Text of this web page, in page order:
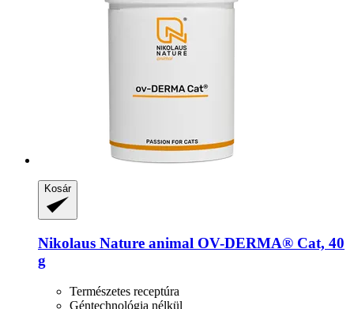
Kosár
Nikolaus Nature animal OV-​DERMA® Cat, 40
g
Természetes receptúra
Géntechnológia nélkül